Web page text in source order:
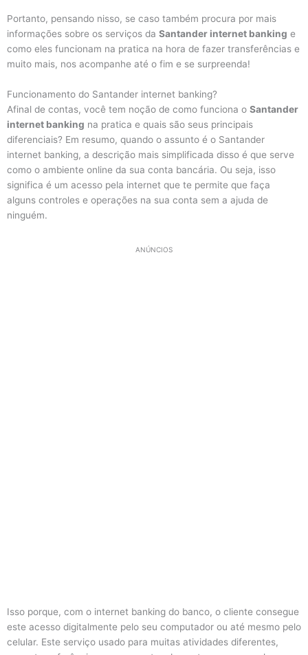
Portanto, pensando nisso, se caso também procura por mais
informações sobre os serviços da Santander internet banking e
como eles funcionam na pratica na hora de fazer transferências e
muito mais, nos acompanhe até o fim e se surpreenda!
Funcionamento do Santander internet banking?
Afinal de contas, você tem noção de como funciona o Santander
internet banking na pratica e quais são seus principais
diferenciais? Em resumo, quando o assunto é o Santander
internet banking, a descrição mais simplificada disso é que serve
como o ambiente online da sua conta bancária. Ou seja, isso
significa é um acesso pela internet que te permite que faça
alguns controles e operações na sua conta sem a ajuda de
ninguém.
ANÚNCIOS
Isso porque, com o internet banking do banco, o cliente consegue
este acesso digitalmente pelo seu computador ou até mesmo pelo
celular. Este serviço usado para muitas atividades diferentes,